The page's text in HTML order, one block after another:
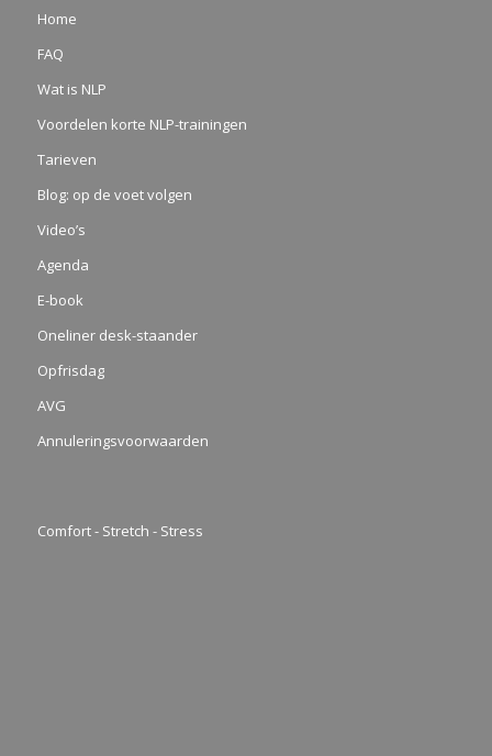
Home
FAQ
Wat is NLP
Voordelen korte NLP-trainingen
Tarieven
Blog: op de voet volgen
Video’s
Agenda
E-book
Oneliner desk-staander
Opfrisdag
AVG
Annuleringsvoorwaarden
Comfort - Stretch - Stress